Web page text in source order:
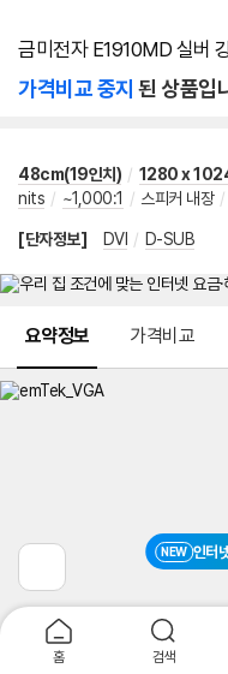
NEW 인터
홈 검색
금미전자 E1910MD 실버
가격비교 중지 된 상품입
48cm(19인치) / 1280 x
nits / ~1,000:1 / 스피커 내장 /
[단자정보] DVI / D-SUB
요약정보 가격비교
전
페
이
지